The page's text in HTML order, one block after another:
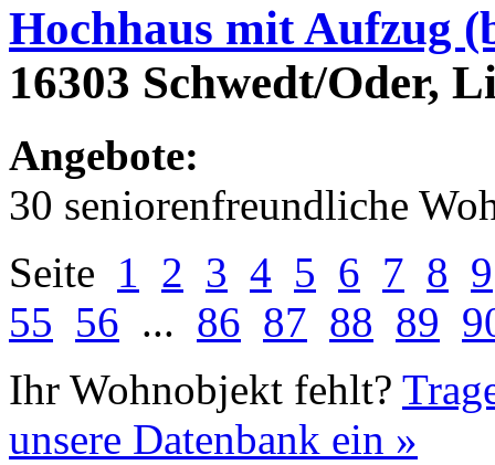
Hochhaus mit Aufzug
16303 Schwedt/Oder,
Angebote:
30 seniorenfreundliche
Seite 1 2 3 4 5 6 7 8 9
55 56 ... 86 87 88 89
Ihr Wohnobjekt fehlt?
unsere Datenbank ein »